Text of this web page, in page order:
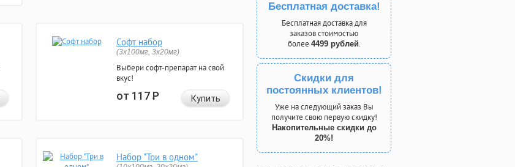
Софт набор
(3x100мг, 3x20мг)
Выбери софт-препарат на свой
вкус!
от 117Р Купить
Набор "Три в одном"
Бесплатная доставка!
Бесплатная доставка для
заказов стоимостью
более 4499 рублей.
Скидки для
постоянных клиентов!
Уже на следующий заказ Вы
получите свою первую скидку!
Накопительные скидки до
20%!